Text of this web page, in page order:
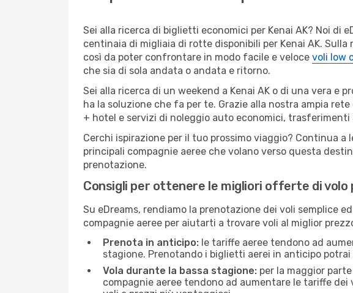
Sei alla ricerca di biglietti economici per Kenai AK? Noi di
centinaia di migliaia di rotte disponibili per Kenai AK.
così da poter confrontare in modo facile e veloce voli low
che sia di sola andata o andata e ritorno.
Sei alla ricerca di un weekend a Kenai AK o di una vera e
ha la soluzione che fa per te. Grazie alla nostra ampia
+ hotel e servizi di noleggio auto economici,
Cerchi ispirazione per il tuo prossimo viaggio? Continua
principali compagnie aeree che volano verso questa
prenotazione.
Consigli per ottenere le migliori offerte di volo
Su eDreams, rendiamo la prenotazione dei voli semplice
compagnie aeree per aiutarti a trovare voli al miglior
Prenota in anticipo: le tariffe aeree tendono ad
stagione. Prenotando i biglietti aerei in anticipo
Vola durante la bassa stagione: per la maggior
compagnie aeree tendono ad aumentare le tariffe